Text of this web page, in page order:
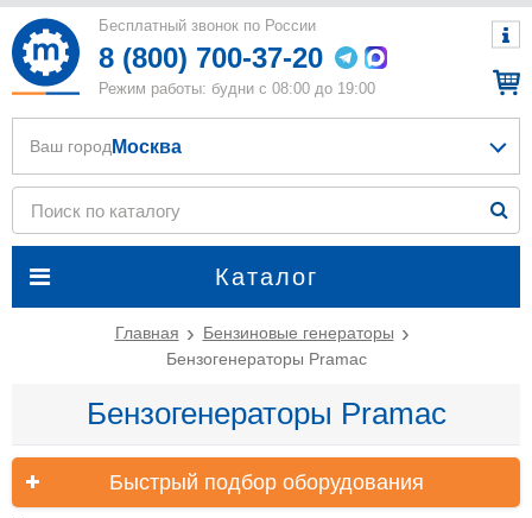
Бесплатный звонок по России
8 (800) 700-37-20
Режим работы: будни с 08:00 до 19:00
Каталог
Ваш город Москва
Главная
Бензиновые генераторы
Бензогенераторы Pramac
Бензогенераторы Pramac
Быстрый подбор оборудования